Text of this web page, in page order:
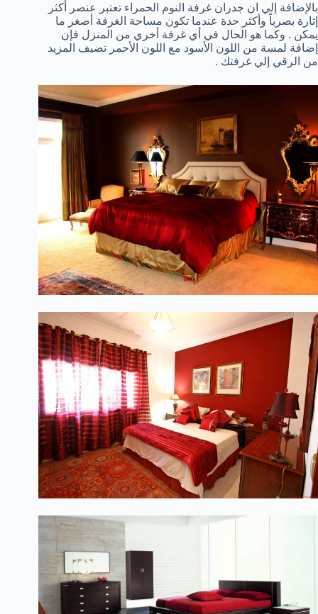
بالإضافة إلي ان جدران غرفة النوم الحمراء تعتبر عنصر أكثر
إثارة بصرياً وأكثر حدة عندما تكون مساحة الغرفة أصغر ما
يمكن . وكما هو الحال في أي غرفة أخري من المنزل فإن
إضافة لمسة من اللون الأسود مع اللون الأحمر تضيف المزيد
من الرقي إلي غرفتك .